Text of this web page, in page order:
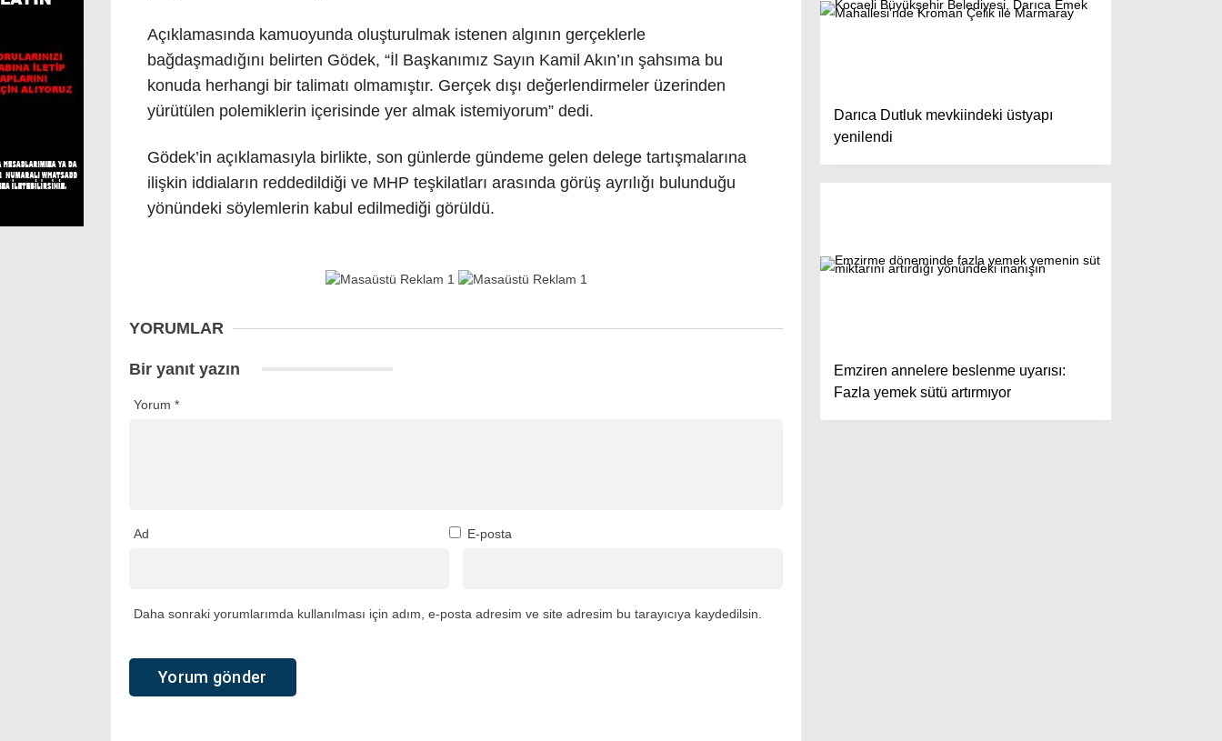
Açıklamasında kamuoyunda oluşturulmak istenen algının gerçeklerle
bağdaşmadığını belirten Gödek, “İl Başkanımız Sayın Kamil Akın’ın şahsıma bu
konuda herhangi bir talimatı olmamıştır. Gerçek dışı değerlendirmeler üzerinden
yürütülen polemiklerin içerisinde yer almak istemiyorum” dedi.
Gödek’in açıklamasıyla birlikte, son günlerde gündeme gelen delege tartışmalarına
ilişkin iddiaların reddedildiği ve MHP teşkilatları arasında görüş ayrılığı bulunduğu
yönündeki söylemlerin kabul edilmediği görüldü.
YORUMLAR
Bir yanıt yazın
Yorum *
Ad E-posta
Daha sonraki yorumlarımda kullanılması için adım, e-posta adresim ve site adresim bu tarayıcıya kaydedilsin.
Darıca Dutluk mevkiindeki üstyapı
yenilendi
Emziren annelere beslenme uyarısı:
Fazla yemek sütü artırmıyor